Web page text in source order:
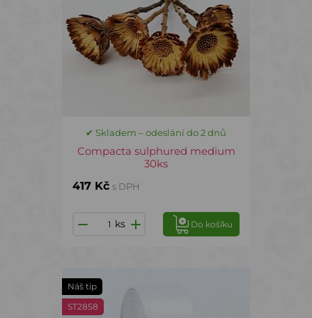
✔ Skladem – odeslání do 2 dnů
Compacta sulphured medium
30ks
417 Kč s DPH
ks Do košíku
Náš tip
ST2858